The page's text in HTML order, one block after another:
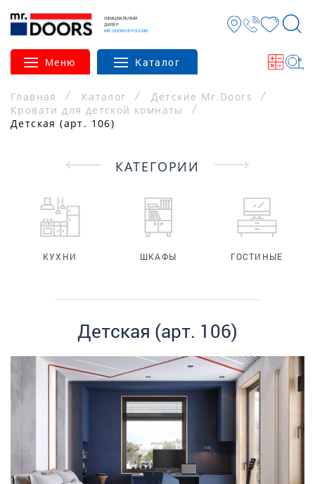
ОФИЦИАЛЬНЫЙ
ДИЛЕР
MR. DOORS В РОССИИ
Меню Каталог
Главная Каталог
Детские Mr.Doors
Кровати для детской комнаты
Детская (арт. 106)
КАТЕГОРИИ
КУХНИ ШКАФЫ ГОСТИНЫЕ
Детская (арт. 106)